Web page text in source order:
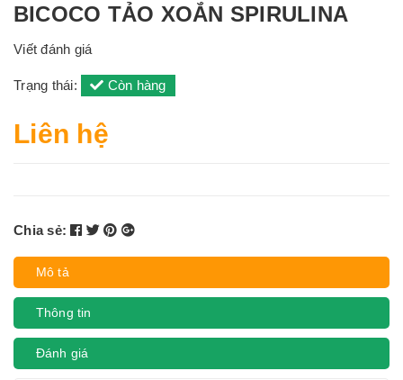
BICOCO TẢO XOẮN SPIRULINA
Viết đánh giá
Trạng thái: Còn hàng
Liên hệ
Chia sẻ:
Mô tả
Thông tin
Đánh giá